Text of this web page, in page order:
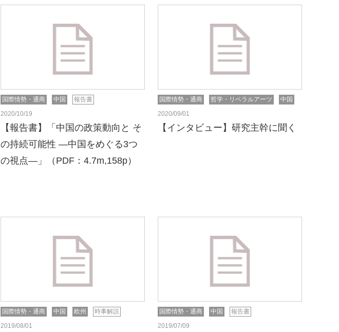
国際情勢・通商 中国
報告書
2020/10/19
【報告書】「中国の政策動向と そ
の持続可能性 ―中国をめぐる3つ
の視点―」（PDF：4.7m,158p）
国際情勢・通商 哲学・リベラルアーツ
中国
2020/09/01
【インタビュー】研究主幹に聞く
国際情勢・通商 中国 欧州
時事解説
2019/08/01
国際情勢・通商 中国
報告書
2019/07/09